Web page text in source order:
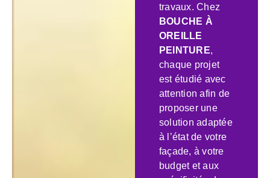
travaux. Chez
BOUCHE À
OREILLE
PEINTURE,
chaque projet
est étudié avec
attention afin de
proposer une
solution adaptée
à l’état de votre
façade, à votre
budget et aux